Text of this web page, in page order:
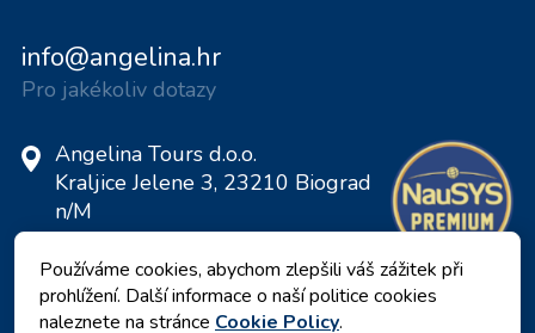
info@angelina.hr
Pro jakékoliv dotazy
Angelina Tours d.o.o.
Kraljice Jelene 3, 23210 Biograd
n/M
Chorvatsko
DIČ: 20598733460
ID: HR-AB-23-060130534, MB:
0650676
Používáme cookies, abychom zlepšili váš zážitek při
prohlížení. Další informace o naší politice cookies
naleznete na stránce Cookie Policy.